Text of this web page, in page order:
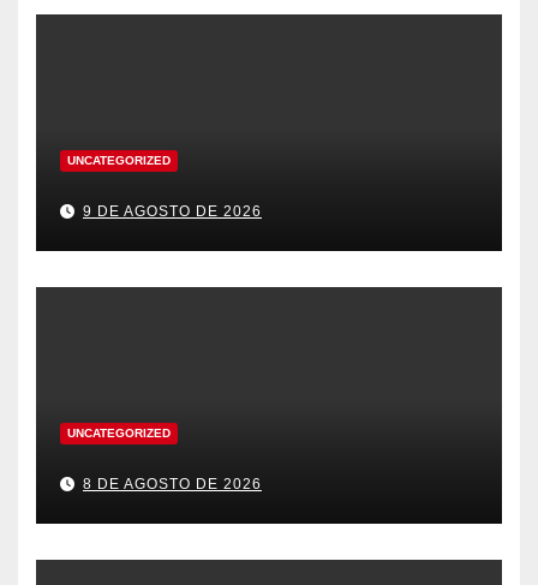
UNCATEGORIZED
9 DE AGOSTO DE 2026
UNCATEGORIZED
8 DE AGOSTO DE 2026